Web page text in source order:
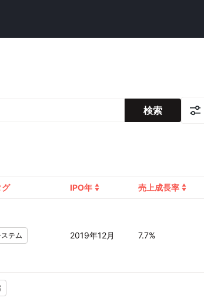
検索
グ IPO年 売上成長率
テム 2019年12月 7.7%